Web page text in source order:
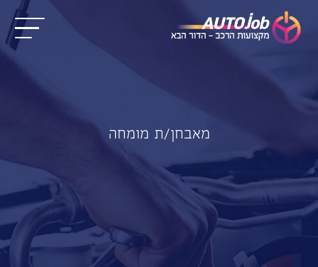
מאבחן/ת מומחה